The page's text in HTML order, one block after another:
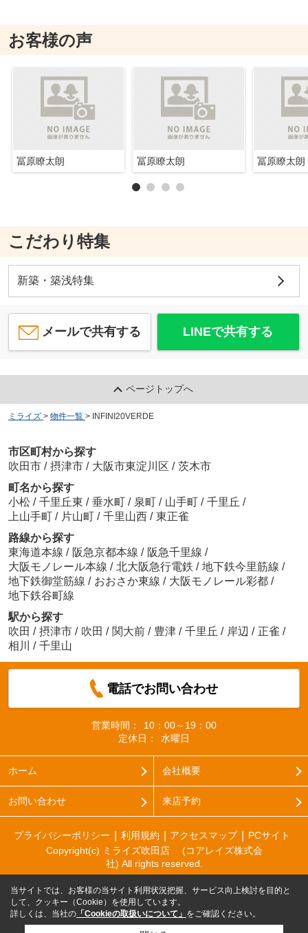
お客様の声
冨原瞭太朗 冨原瞭太朗 冨原瞭太朗
こだわり特集
新築・築浅特集
メールで共有する LINEで共有する
ページトップへ
ミライズ > 物件一覧 > INFINI20VERDE
市区町村から探す
吹田市 / 摂津市 / 大阪市東淀川区 / 茨木市
町名から探す
小松 / 千里丘東 / 垂水町 / 泉町 / 山手町 / 千里丘 /
上山手町 / 片山町 / 千里山西 / 東正雀
路線から探す
東海道本線 / 阪急京都本線 / 阪急千里線 /
大阪モノレール本線 / 北大阪急行電鉄 / 地下鉄今里筋線 /
地下鉄御堂筋線 / おおさか東線 / 大阪モノレール彩都 /
地下鉄谷町線
駅から探す
吹田 / 摂津市 / 吹田 / 関大前 / 豊津 / 千里丘 / 岸辺 / 正雀 /
相川
/ 千里山
電話でお問い合わせ
営業時間：
10：00～19：00
定休日：
水曜日
ホーム 会社概要
お問い合わせ 来店予約
プライバシーポリシー 利用規約 アクセスマップ
PCサイト
Copyright(c) ミライズ吹田店 (コアレイズ株式会
社) All rights reserved.
当サイトでは、お客様の当サイト利用状況把握、サービス向上検討を目的と
して、クッキー（Cookie）を使用しています。
詳しくは、当社の 「Cookieの取扱いについて」 をご確認ください。